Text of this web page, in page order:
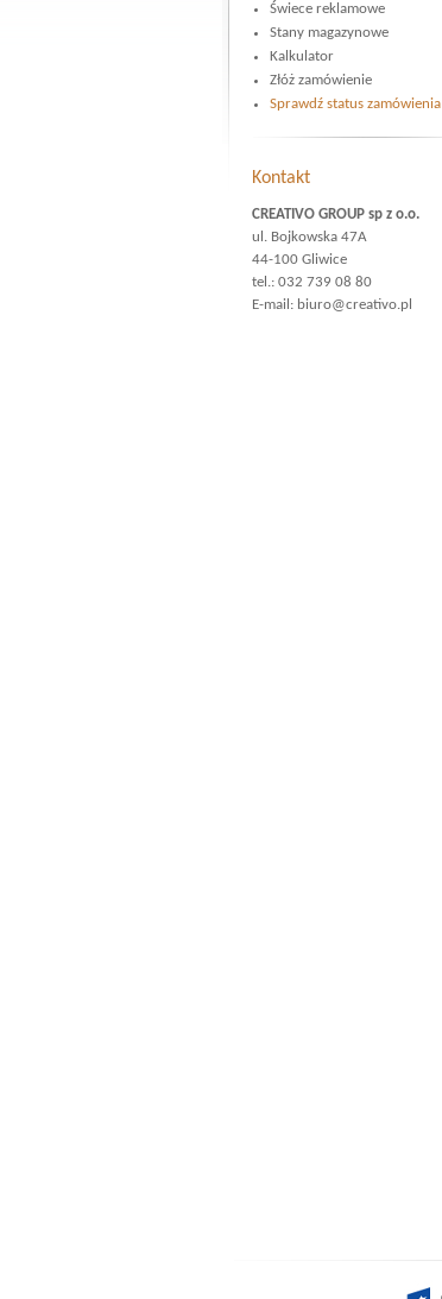
Świece reklamowe
Stany magazynowe
Kalkulator
Złóż zamówienie
Sprawdź status zamówienia
Kontakt
CREATIVO GROUP sp z o.o.
ul. Bojkowska 47A
44-100 Gliwice
tel.: 032 739 08 80
E-mail: biuro@creativo.pl